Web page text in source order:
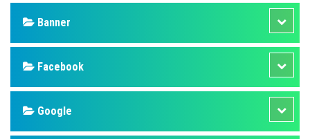
Banner
Facebook
Google